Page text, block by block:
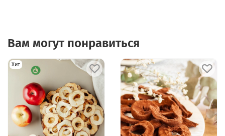
Вам могут понравиться
Хит